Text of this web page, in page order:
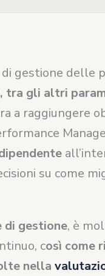
gestione delle
tra gli altri
a raggiungere
su come
di gestione, è
così come
nella